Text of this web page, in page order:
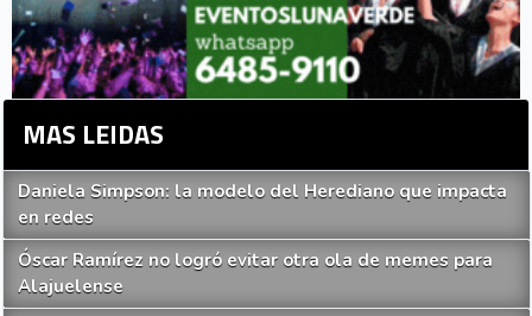
MAS LEIDAS
Daniela Simpson: la modelo del Herediano que impacta
en redes
Óscar Ramírez no logró evitar otra ola de memes para
Alajuelense